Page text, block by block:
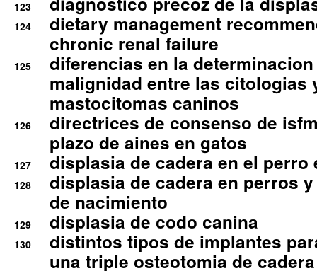
123
124
dietary management
chronic renal failure
125
diferencias en la
malignidad entre las citologias
mastocitomas caninos
126
directrices de consenso de
plazo de aines en gatos
127 displasia de cadera en el perro
128
displasia de cadera en perros
de nacimiento
129 displasia de codo canina
130
distintos tipos de implantes
una triple osteotomia de cadera